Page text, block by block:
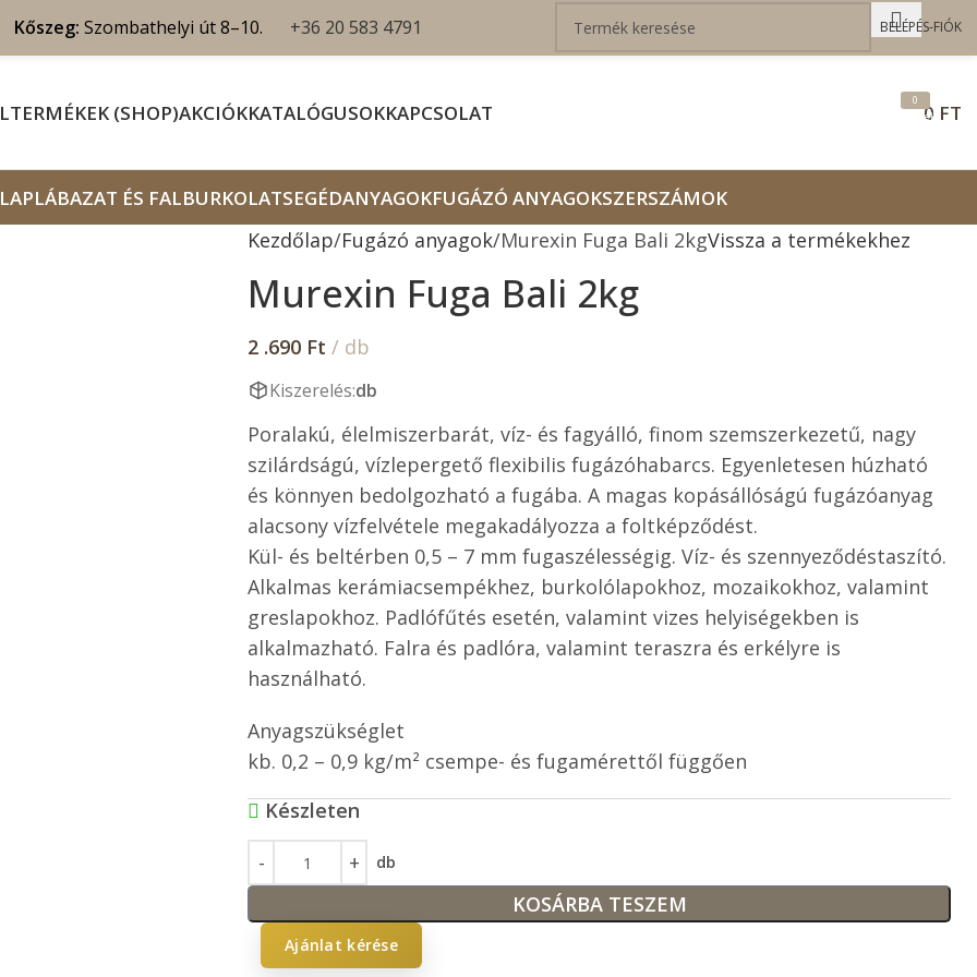
Kőszeg: Szombathelyi út 8–10. +36 20 583 4791 BELÉPÉS-FIÓK
TERMÉKEK (SHOP)AKCIÓKKATALÓGUSOKKAPCSOLAT
0
termék
0 FT
LÁBAZAT ÉS FALBURKOLATSEGÉDANYAGOKFUGÁZÓ ANYAGOKSZERSZÁMOK
Kezdőlap Fugázó anyagok Murexin Fuga Bali 2kgVissza a termékekhez
Murexin Fuga Bali 2kg
2 .690 Ft / db
Kiszerelés:db
Poralakú, élelmiszerbarát, víz- és fagyálló, finom szemszerkezetű, nagy
szilárdságú, vízlepergető flexibilis fugázóhabarcs. Egyenletesen húzható
és könnyen bedolgozható a fugába. A magas kopásállóságú fugázóanyag
alacsony vízfelvétele megakadályozza a foltképződést.
Kül- és beltérben 0,5 – 7 mm fugaszélességig. Víz- és szennyeződéstaszító.
Alkalmas kerámiacsempékhez, burkolólapokhoz, mozaikokhoz, valamint
greslapokhoz. Padlófűtés esetén, valamint vizes helyiségekben is
alkalmazható. Falra és padlóra, valamint teraszra és erkélyre is
használható.
Anyagszükséglet
kb. 0,2 – 0,9 kg/m² csempe- és fugamérettől függően
Készleten
db
KOSÁRBA TESZEM
Ajánlat kérése